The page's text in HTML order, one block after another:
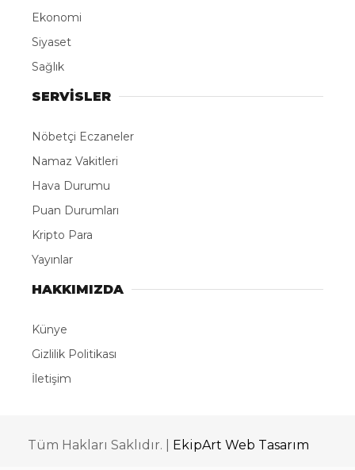
Dünya Su Günü
Dünya Çocuk Şiirleri Günü
Acil Tıp Teknisyenleri ve Teknikerleri Günü
Adana’nın Feke ilçesinden Fransız birliklerinin
-⁠ ⁠⁠İsrail ve ABD’nin İran’a yönelik başlattığı saldırılar